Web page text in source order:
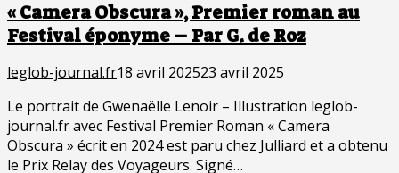
« Camera Obscura », Premier roman au
Festival éponyme – Par G. de Roz
leglob-journal.fr18 avril 202523 avril 2025
Le portrait de Gwenaëlle Lenoir – Illustration leglob-
journal.fr avec Festival Premier Roman « Camera
Obscura » écrit en 2024 est paru chez Julliard et a obtenu
le Prix Relay des Voyageurs. Signé…